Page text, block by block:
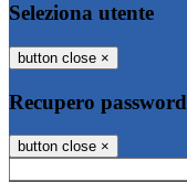
Seleziona utente
button close ×
Recupero password
button close ×